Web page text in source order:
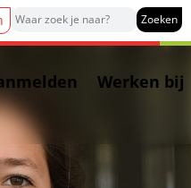
Werken bij